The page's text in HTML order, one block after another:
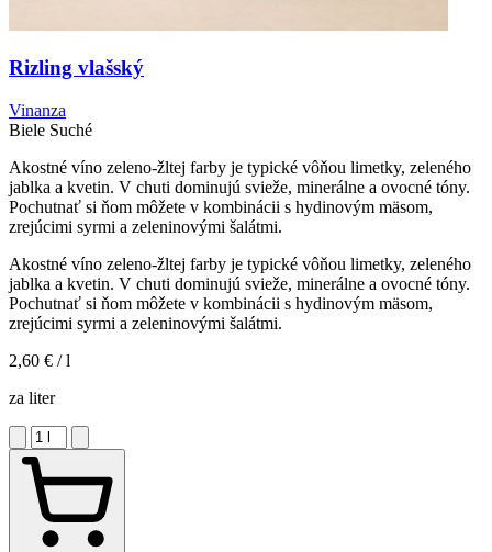
Rizling vlašský
Vinanza
Biele Suché
Akostné víno zeleno-žltej farby je typické vôňou limetky, zeleného
jablka a kvetin. V chuti dominujú svieže, minerálne a ovocné tóny.
Pochutnať si ňom môžete v kombinácii s hydinovým mäsom,
zrejúcimi syrmi a zeleninovými šalátmi.
Akostné víno zeleno-žltej farby je typické vôňou limetky, zeleného
jablka a kvetin. V chuti dominujú svieže, minerálne a ovocné tóny.
Pochutnať si ňom môžete v kombinácii s hydinovým mäsom,
zrejúcimi syrmi a zeleninovými šalátmi.
2,60 € / l
za liter